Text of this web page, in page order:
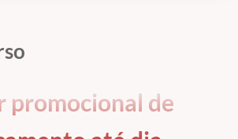
promocional de